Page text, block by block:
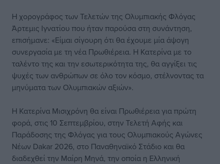
Η χορογράφος των Τελετών της Ολυμπιακής Φλόγας
Άρτεμις Ιγνατίου που ήταν παρούσα στη συνάντηση,
επισήμανε: «Είμαι σίγουρη ότι θα έχουμε μία άψογη
συνεργασία με τη νέα Πρωθιέρεια. Η Κατερίνα με το
ταλέντο της και την εσωτερικότητα της, θα αγγίξει τις
ψυχές των ανθρώπων σε όλο τον κόσμο, στέλνοντας τα
μηνύματα των Ολυμπιακών αξιών».
Η Κατερίνα Μισιχρόνη θα είναι Πρωθιέρεια για πρώτη
φορά, στις 10 Σεπτεμβρίου, στην Τελετή Αφής και
Παράδοσης της Φλόγας για τους Ολυμπιακούς Αγώνες
Νέων Dakar 2026, στο Παναθηναϊκό Στάδιο και θα
διαδεχθεί την Μαίρη Μηνά, την οποία η Ελληνική